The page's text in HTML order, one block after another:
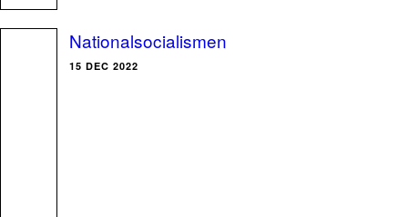
Nationalsocialismen
15 DEC 2022